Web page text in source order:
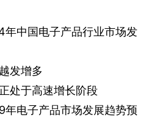
年中国电子产品行业市场发
发增多
处于高速增长阶段
年电子产品市场发展趋势预